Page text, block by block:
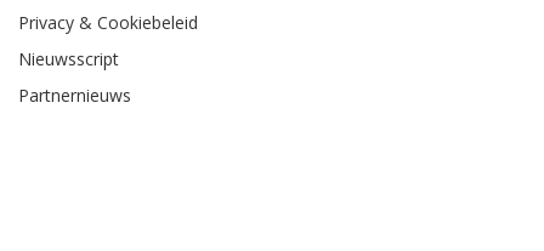
Privacy & Cookiebeleid
Nieuwsscript
Partnernieuws